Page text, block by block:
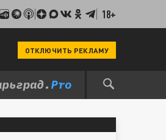
18+
ОТКЛЮЧИТЬ РЕКЛАМУ